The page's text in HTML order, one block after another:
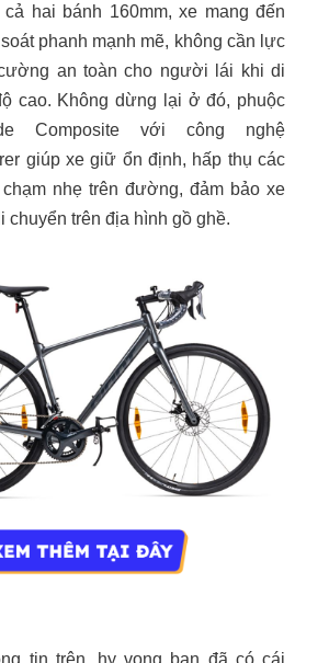
hai bánh 160mm, xe mang đến
phanh mạnh mẽ, không cần lực
an toàn cho người lái khi di
cao. Không dừng lại ở đó, phuộc
Composite với công nghệ
giúp xe giữ ổn định, hấp thụ các
nhẹ trên đường, đảm bảo xe
chuyển trên địa hình gồ ghề.